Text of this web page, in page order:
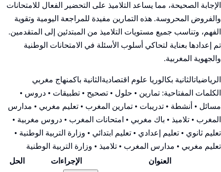
الإجابة الصحيحة، مما يساعد التلاميذ على التحضير الفعال للامتحانات
والفروض المحروسة. هذه التمارين مفيدة للمراجعة اليومية وتقوية
الفهم، وتناسب جميع مستويات التلاميذ من المبتدئين إلى المتقدمين.
تم إعدادها بعناية لتحاكي أسلوب الأسئلة في الامتحانات الوطنية
والجهوية المغربية.
الرياضياتالثانية بكالوريا علوم اقتصادية الثانية باكمنهاج مغربي
الكلمات المفتاحية: تمارين • حلول • تصحيح • تطبيقات • دروس •
مسائل • أنشطة • تدريبات • تمارين المغرب • تعليم مغربي • مدارس
المغرب • تلاميذ • باك مغربي • امتحانات المغرب • دروس مغربية •
تعليم ثانوي • تعليم إعدادي • تعليم ابتدائي • وزارة التربية الوطنية •
تعليم مغربي • مدارس المغرب • تلاميذ • وزارة التربية الوطنية
العنوان
الإجراءات الحل